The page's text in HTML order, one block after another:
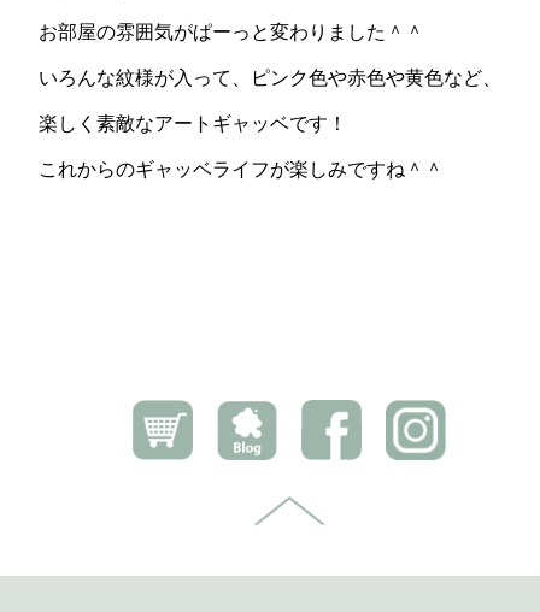
お部屋の雰囲気がぱーっと変わりました＾＾
いろんな紋様が入って、ピンク色や赤色や黄色など、
楽しく素敵なアートギャッベです！
これからのギャッベライフが楽しみですね＾＾